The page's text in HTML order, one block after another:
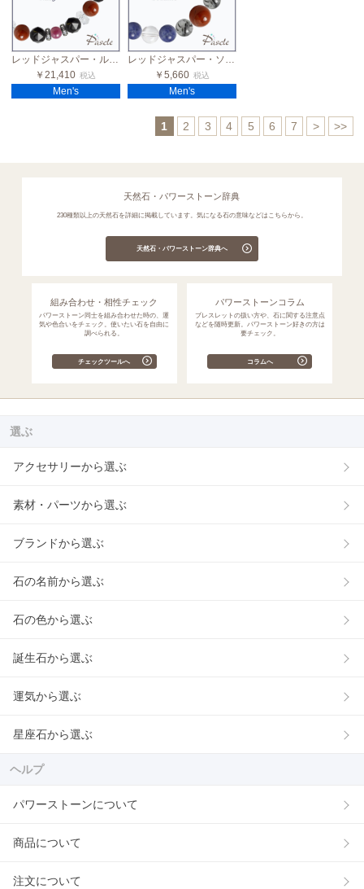
レッドジャスパー・ルビー メンズブラックスピネルブレスレット
￥21,410 税込
Men's
レッドジャスパー・ソーダライト メンズデザインブレスレット
￥5,660 税込
Men's
1 2 3 4 5 6 7 > >>
天然石・パワーストーン辞典
230種類以上の天然石を詳細に掲載しています。気になる石の意味などはこちらから。
天然石・パワーストーン辞典へ
組み合わせ・相性チェック
パワーストーン同士を組み合わせた時の、運
気や色合いをチェック。使いたい石を自由に
調べられる。
チェックツールへ
パワーストーンコラム
ブレスレットの扱い方や、石に関する注意点
などを随時更新。パワーストーン好きの方は
要チェック。
コラムへ
選ぶ
アクセサリーから選ぶ
素材・パーツから選ぶ
ブランドから選ぶ
石の名前から選ぶ
石の色から選ぶ
誕生石から選ぶ
運気から選ぶ
星座石から選ぶ
ヘルプ
パワーストーンについて
商品について
注文について